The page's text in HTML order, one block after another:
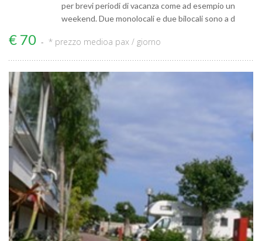
per brevi periodi di vacanza come ad esempio un
weekend. Due monolocali e due bilocali sono a d
€ 70 * prezzo medioa pax / giorno